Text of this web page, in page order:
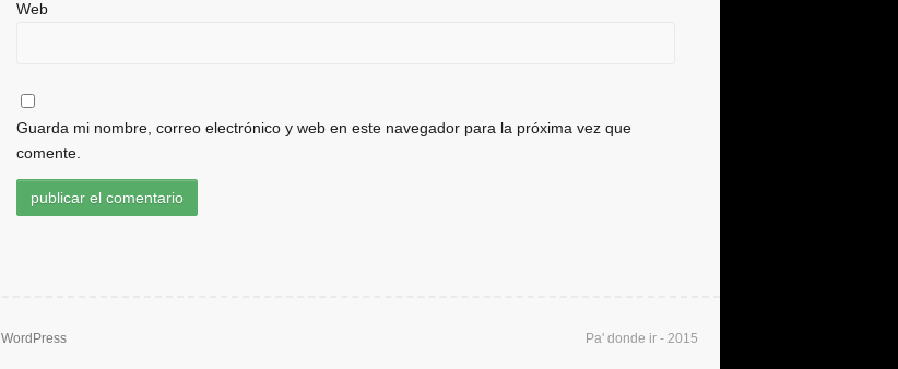
Web
Guarda mi nombre, correo electrónico y web en este navegador para la próxima vez que
comente.
WordPress Pa' donde ir - 2015